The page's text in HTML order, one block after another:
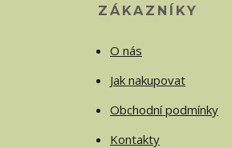
ZÁKAZNÍKY
O nás
Jak nakupovat
Obchodní podmínky
Kontakty